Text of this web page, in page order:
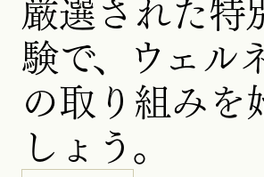
厳選された特
験で、ウェル
の取り組みを
しょう。